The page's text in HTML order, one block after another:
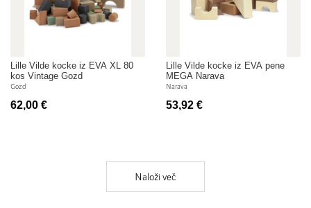
Lille Vilde kocke iz EVA XL 80
kos Vintage Gozd
Gozd
62,00 €
Lille Vilde kocke iz EVA pene
MEGA Narava
Narava
53,92 €
Naloži več